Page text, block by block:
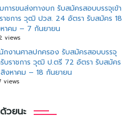
การขนส่งทางบก รับสมัครสอบบรรจุเข้า
าชการ วุฒิ ปวส. 24 อัตรา รับสมัคร 18
าคม – 7 กันยายน
views
กงานศาลปกครอง รับสมัครสอบบรรจุ
รับราชการ วุฒิ ป.ตรี 72 อัตรา รับสมัคร
งหาคม – 18 กันยายน
views
วยนะ